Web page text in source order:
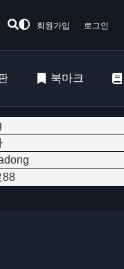
회원가입 로그인
북마크